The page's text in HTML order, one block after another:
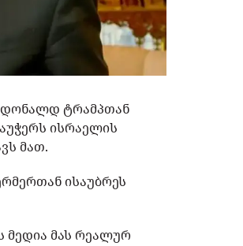
დონალდ ტრამპთან
ისრაელის
მათ.
ისაუბრეს
მედია მას რეალურ